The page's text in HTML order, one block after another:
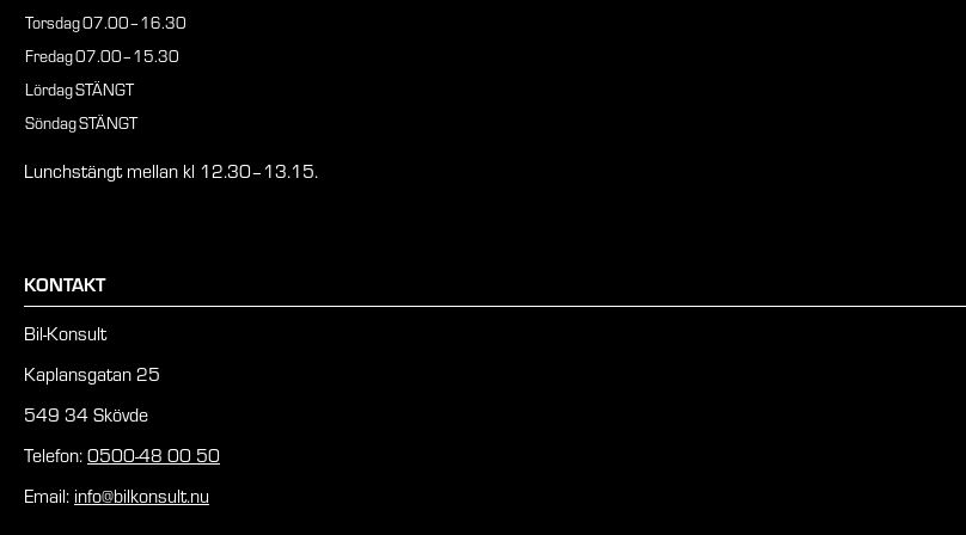
Torsdag07.00–16.30
Fredag07.00–15.30
LördagSTÄNGT
SöndagSTÄNGT
Lunchstängt mellan kl 12.30–13.15.
KONTAKT
Bil-Konsult
Kaplansgatan 25
549 34 Skövde
Telefon: 0500-48 00 50
Email: info@bilkonsult.nu